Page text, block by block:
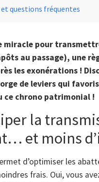
questions fréquentes
miracle pour
au passage), une
les exonérations !
de leviers qui
ce chrono patrimonial !
la
et moins
d’optimiser les
frais. Oui, vous